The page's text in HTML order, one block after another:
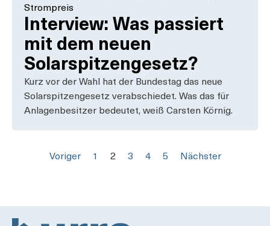
Strompreis
Interview: Was passiert
mit dem neuen
Solarspitzengesetz?
Kurz vor der Wahl hat der Bundestag das neue
Solarspitzengesetz verabschiedet. Was das für
Anlagenbesitzer bedeutet, weiß Carsten Körnig.
Voriger 1 2 3 4 5 Nächster